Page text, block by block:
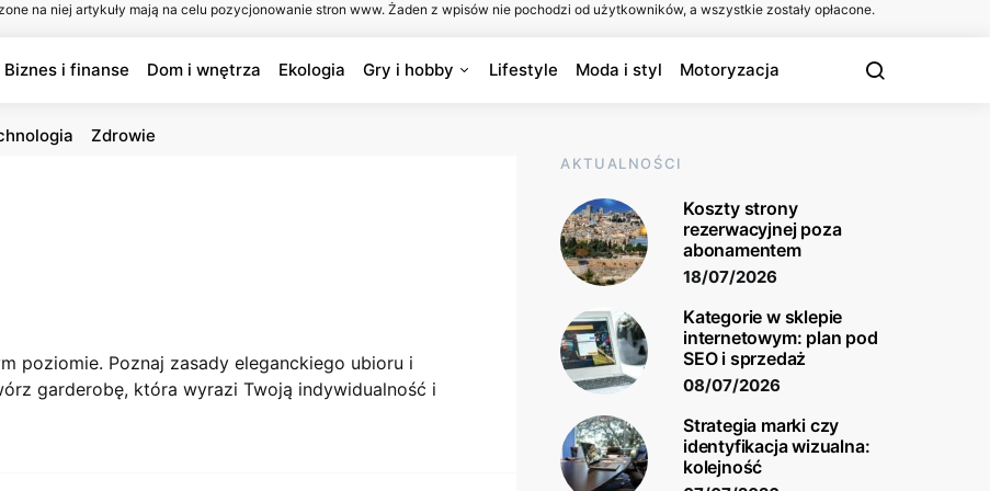
na niej artykuły mają na celu pozycjonowanie stron www. Żaden z wpisów nie pochodzi od użytkowników, a wszystkie zostały opłacone.
Biznes i finanse Dom i wnętrza Ekologia Gry i hobby Lifestyle Moda i styl Motoryzacja
Zdrowie
poziomie. Poznaj zasady eleganckiego ubioru i
garderobę, która wyrazi Twoją indywidualność i
AKTUALNOŚCI
Koszty strony
rezerwacyjnej poza
abonamentem
18/07/2026
Kategorie w sklepie
internetowym: plan pod
SEO i sprzedaż
08/07/2026
Strategia marki czy
identyfikacja wizualna:
kolejność